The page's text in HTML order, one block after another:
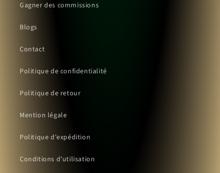
Gagner des commissions
Blogs
Contact
Politique de confidentialité
Politique de retour
Mention légale
Politique d'expédition
Conditions d'utilisation